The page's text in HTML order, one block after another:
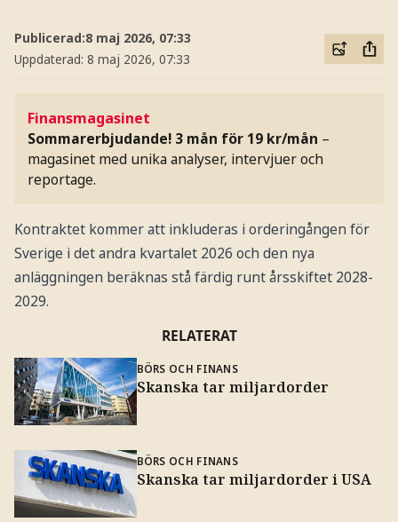
Publicerad:8 maj 2026, 07:33
Uppdaterad: 8 maj 2026, 07:33
Finansmagasinet
Sommarerbjudande! 3 mån för 19 kr/mån –
magasinet med unika analyser, intervjuer och
reportage.
Kontraktet kommer att inkluderas i orderingången för
Sverige i det andra kvartalet 2026 och den nya
anläggningen beräknas stå färdig runt årsskiftet 2028-
2029.
RELATERAT
BÖRS OCH FINANS
Skanska tar miljardorder
BÖRS OCH FINANS
Skanska tar miljardorder i USA